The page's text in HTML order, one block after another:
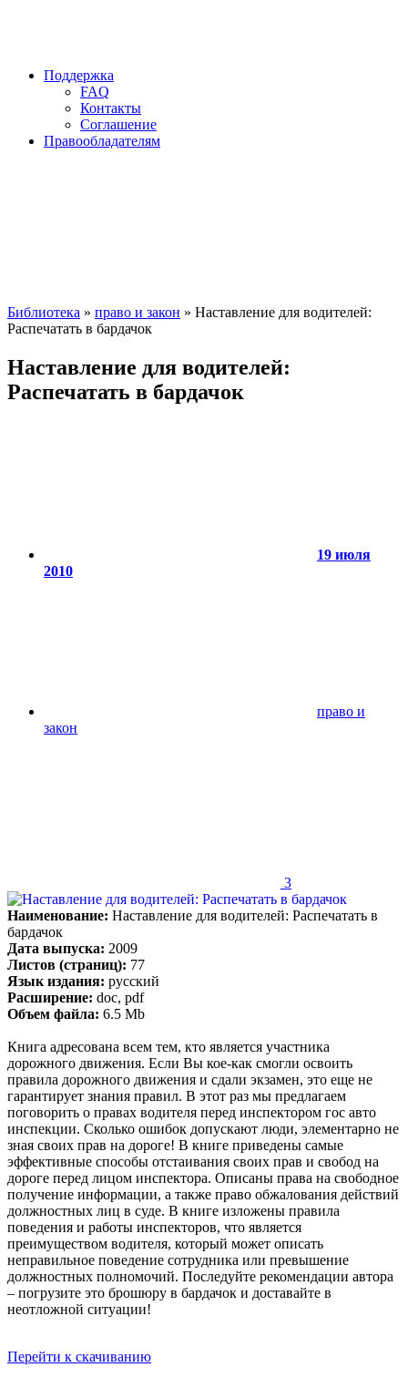
Поддержка
FAQ
Контакты
Соглашение
Правообладателям
Библиотека » право и закон » Наставление для водителей:
Распечатать в бардачок
Наставление для водителей:
Распечатать в бардачок
19 июля
2010
право и
закон
3
Наименование: Наставление для водителей: Распечатать в
бардачок
Дата выпуска: 2009
Листов (страниц): 77
Язык издания: русский
Расширение: doc, pdf
Объем файла: 6.5 Mb
Книга адресована всем тем, кто является участника
дорожного движения. Если Вы кое-как смогли освоить
правила дорожного движения и сдали экзамен, это еще не
гарантирует знания правил. В этот раз мы предлагаем
поговорить о правах водителя перед инспектором гос авто
инспекции. Сколько ошибок допускают люди, элементарно не
зная своих прав на дороге! В книге приведены самые
эффективные способы отстаивания своих прав и свобод на
дороге перед лицом инспектора. Описаны права на свободное
получение информации, а также право обжалования действий
должностных лиц в суде. В книге изложены правила
поведения и работы инспекторов, что является
преимуществом водителя, который может описать
неправильное поведение сотрудника или превышение
должностных полномочий. Последуйте рекомендации автора
– погрузите это брошюру в бардачок и доставайте в
неотложной ситуации!
Перейти к скачиванию